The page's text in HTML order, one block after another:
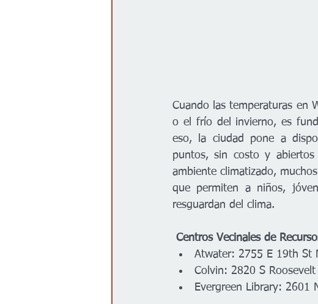
Cuando las temperaturas en
o el frío del invierno, es
eso, la ciudad pone a
puntos, sin costo y
ambiente climatizado,
que permiten a niños,
resguardan del clima.
Centros Vecinales de
Atwater: 2755 E 19th St
Colvin: 2820 S
Evergreen Library: 2601